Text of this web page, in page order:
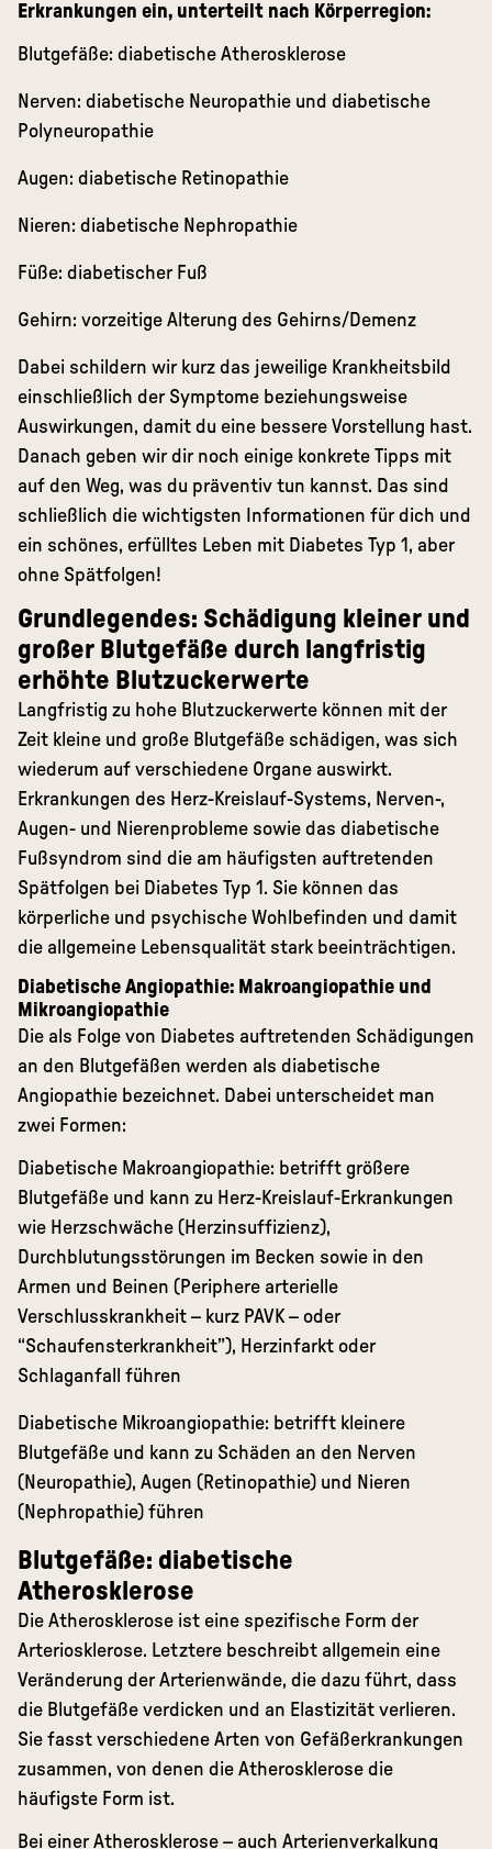
Erkrankungen ein, unterteilt nach Körperregion:
Blutgefäße: diabetische Atherosklerose
Nerven: diabetische Neuropathie und diabetische
Polyneuropathie
Augen: diabetische Retinopathie
Nieren: diabetische Nephropathie
Füße: diabetischer Fuß
Gehirn: vorzeitige Alterung des Gehirns/Demenz
Dabei schildern wir kurz das jeweilige Krankheitsbild
einschließlich der Symptome beziehungsweise
Auswirkungen, damit du eine bessere Vorstellung hast.
Danach geben wir dir noch einige konkrete Tipps mit
auf den Weg, was du präventiv tun kannst. Das sind
schließlich die wichtigsten Informationen für dich und
ein schönes, erfülltes Leben mit Diabetes Typ 1, aber
ohne Spätfolgen!
Grundlegendes: Schädigung kleiner und
großer Blutgefäße durch langfristig
erhöhte Blutzuckerwerte
Langfristig zu hohe Blutzuckerwerte können mit der
Zeit kleine und große Blutgefäße schädigen, was sich
wiederum auf verschiedene Organe auswirkt.
Erkrankungen des Herz-Kreislauf-Systems, Nerven-,
Augen- und Nierenprobleme sowie das diabetische
Fußsyndrom sind die am häufigsten auftretenden
Spätfolgen bei Diabetes Typ 1. Sie können das
körperliche und psychische Wohlbefinden und damit
die allgemeine Lebensqualität stark beeinträchtigen.
Diabetische Angiopathie: Makroangiopathie und
Mikroangiopathie
Die als Folge von Diabetes auftretenden Schädigungen
an den Blutgefäßen werden als diabetische
Angiopathie bezeichnet. Dabei unterscheidet man
zwei Formen:
Diabetische Makroangiopathie: betrifft größere
Blutgefäße und kann zu Herz-Kreislauf-Erkrankungen
wie Herzschwäche (Herzinsuffizienz),
Durchblutungsstörungen im Becken sowie in den
Armen und Beinen (Periphere arterielle
Verschlusskrankheit – kurz PAVK – oder
“Schaufensterkrankheit”), Herzinfarkt oder
Schlaganfall führen
Diabetische Mikroangiopathie: betrifft kleinere
Blutgefäße und kann zu Schäden an den Nerven
(Neuropathie), Augen (Retinopathie) und Nieren
(Nephropathie) führen
Blutgefäße: diabetische
Atherosklerose
Die Atherosklerose ist eine spezifische Form der
Arteriosklerose. Letztere beschreibt allgemein eine
Veränderung der Arterienwände, die dazu führt, dass
die Blutgefäße verdicken und an Elastizität verlieren.
Sie fasst verschiedene Arten von Gefäßerkrankungen
zusammen, von denen die Atherosklerose die
häufigste Form ist.
Bei einer Atherosklerose – auch Arterienverkalkung